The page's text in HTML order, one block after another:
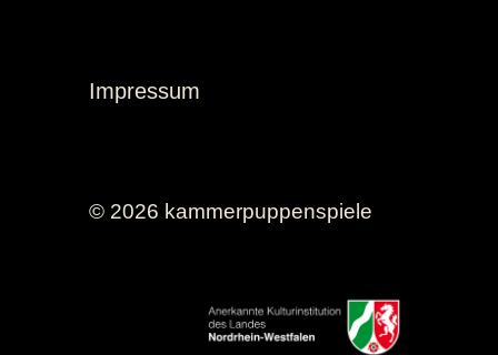
Impressum
© 2026 kammerpuppenspiele